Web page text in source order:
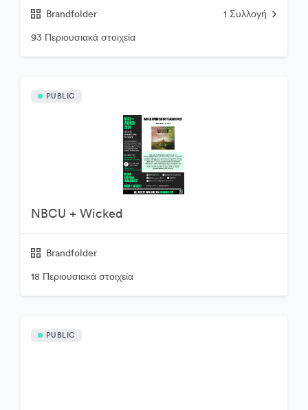
Brandfolder 1 Συλλογή
93 Περιουσιακά στοιχεία
PUBLIC
NBCU + Wicked
Brandfolder
18 Περιουσιακά στοιχεία
PUBLIC